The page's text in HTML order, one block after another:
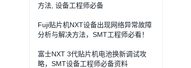
方法, 设备工程师必备
Fuji贴片机NXT设备出现网络异常故障
分析与解决方法，SMT工程师必看！
富士NXT 3代贴片机电池换新调试攻
略，SMT设备工程师必备资料